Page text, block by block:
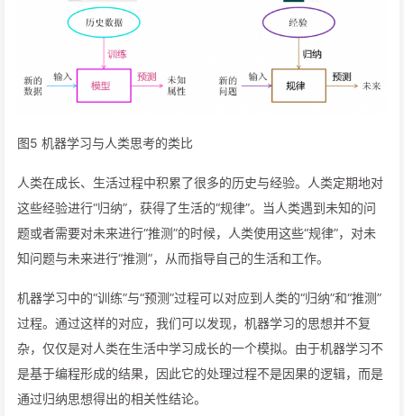
图5 机器学习与人类思考的类比
人类在成长、生活过程中积累了很多的历史与经验。人类定期地对
这些经验进行“归纳”，获得了生活的“规律”。当人类遇到未知的问
题或者需要对未来进行“推测”的时候，人类使用这些“规律”，对未
知问题与未来进行“推测”，从而指导自己的生活和工作。
机器学习中的“训练”与“预测”过程可以对应到人类的“归纳”和“推测”
过程。通过这样的对应，我们可以发现，机器学习的思想并不复
杂，仅仅是对人类在生活中学习成长的一个模拟。由于机器学习不
是基于编程形成的结果，因此它的处理过程不是因果的逻辑，而是
通过归纳思想得出的相关性结论。